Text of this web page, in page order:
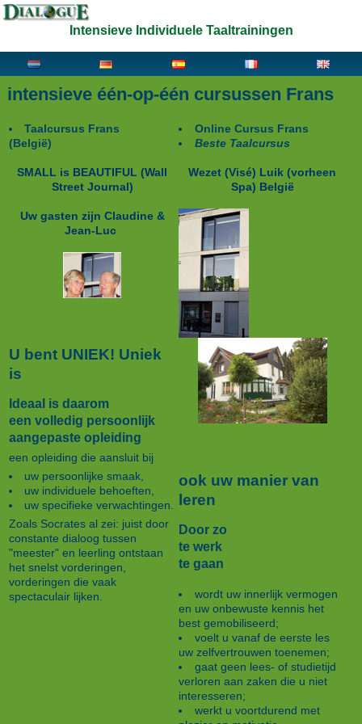
Intensieve Individuele Taaltrainingen
intensieve één-op-één cursussen Frans
Taalcursus Frans
(België)
SMALL is BEAUTIFUL(Wall
Street Journal)
Uw gasten zijn Claudine &
Jean-Luc
U bent UNIEK! Uniek
is
Ideaal is daarom
een volledig persoonlijk
aangepaste opleiding
een opleiding die aansluit bij
uw persoonlijke smaak,
uw individuele behoeften,
uw specifieke verwachtingen.
Zoals Socrates al zei: juist door
constante dialoog tussen
"meester" en leerling ontstaan
het snelst vorderingen,
vorderingen die vaak
spectaculair lijken.
Online Cursus Frans
Beste Taalcursus
Wezet (Visé) Luik (vorheen
Spa) België
ook uw manier van
leren
Door zo
te werk
te gaan
wordt uw innerlijk vermogen
en uw onbewuste kennis het
best gemobiliseerd;
voelt u vanaf de eerste les
uw zelfvertrouwen toenemen;
gaat geen lees- of studietijd
verloren aan zaken die u niet
interesseren;
werkt u voortdurend met